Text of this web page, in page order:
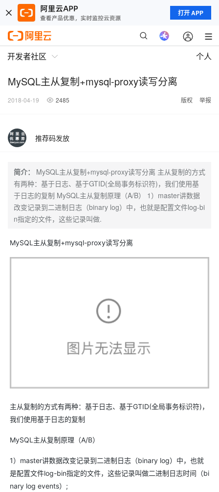
打开 APP
开发者社区 个人
MySQL主从复制+mysql-proxy读写分离
2018-04-19 2485 版权 举报
推荐码发放
简介：
MySQL主从复制+mysql-proxy读写分离 主从复制的方式
有两种：基于日志、基于GTID(全局事务标识符)，我们使用基
于日志的复制 MySQL主从复制原理（A/B） 1）master讲数据
改变记录到二进制日志（binary log）中，也就是配置文件log-bi
n指定的文件，这些记录叫做.
MySQL主从复制+mysql-proxy读写分离
主从复制的方式有两种：基于日志、基于GTID(全局事务标识符)，
我们使用基于日志的复制
MySQL主从复制原理（A/B）
1）master讲数据改变记录到二进制日志（binary log）中，也就
是配置文件log-bin指定的文件，这些记录叫做二进制日志时间（bi
nary log events）;